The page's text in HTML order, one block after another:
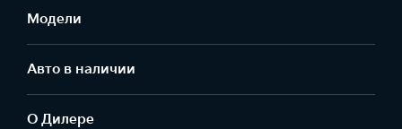
Модели
Авто в наличии
О Дилере